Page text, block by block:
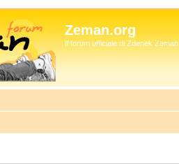
Zeman.org
Il forum ufficiale di Zdenek Zeman